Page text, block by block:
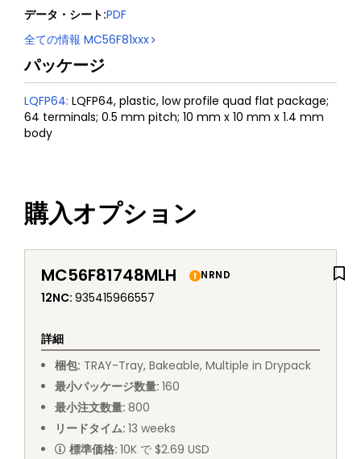
データ・シート:PDF
全ての情報 MC56F81xxx
パッケージ
LQFP64: LQFP64, plastic, low profile quad flat package;
64 terminals; 0.5 mm pitch; 10 mm x 10 mm x 1.4 mm
body
購入オプション
MC56F81748MLH NRND
12NC: 935415966557
詳細
梱包: TRAY-Tray, Bakeable, Multiple in Drypack
最小パッケージ数量: 160
最小注文数量: 800
リードタイム: 13 weeks
標準価格: 10K で $2.69 USD